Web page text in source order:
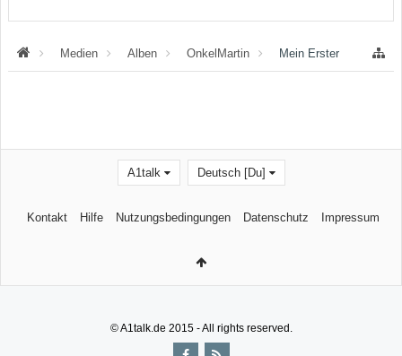
Medien Alben OnkelMartin Mein Erster
A1talk Deutsch [Du]
Kontakt Hilfe Nutzungsbedingungen Datenschutz Impressum
© A1talk.de 2015 - All rights reserved.